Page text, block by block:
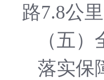
路7.8公里
（五
落实保